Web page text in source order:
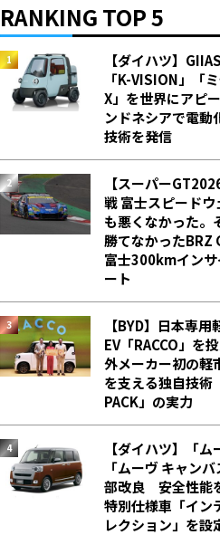
RANKING TOP 5
【ダイハツ】
「K-VISION」「
X」を世界にアピ
ンドネシアで電動
技術を発信
【スーパー
戦 富士スピード
も悪くなかった。
勝てなかった
富士300kmイン
ート
【BYD】日本専用
EV「RACCO」を
外メーカー初の軽
を支える独自技術
PACK」の実力
【ダイハツ】「ム
「ムーヴ キャン
部改良 安全性能
特別仕様車「イン
レクション」を設